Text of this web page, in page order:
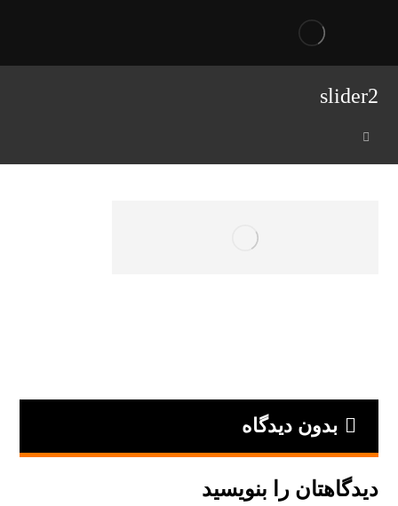
slider2
بدون دیدگاه
دیدگاهتان را بنویسید